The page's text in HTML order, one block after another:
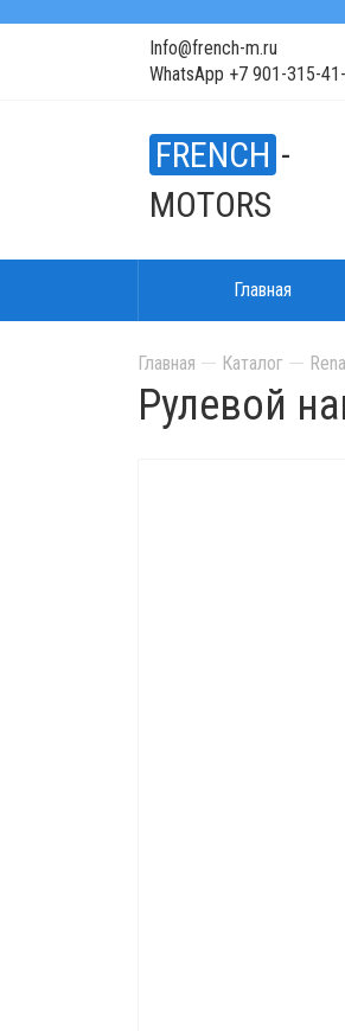
Info@french-m.ru
WhatsApp +7 901-315-
FRENCH -
MOTORS
Главная
Главная Каталог
Рулевой